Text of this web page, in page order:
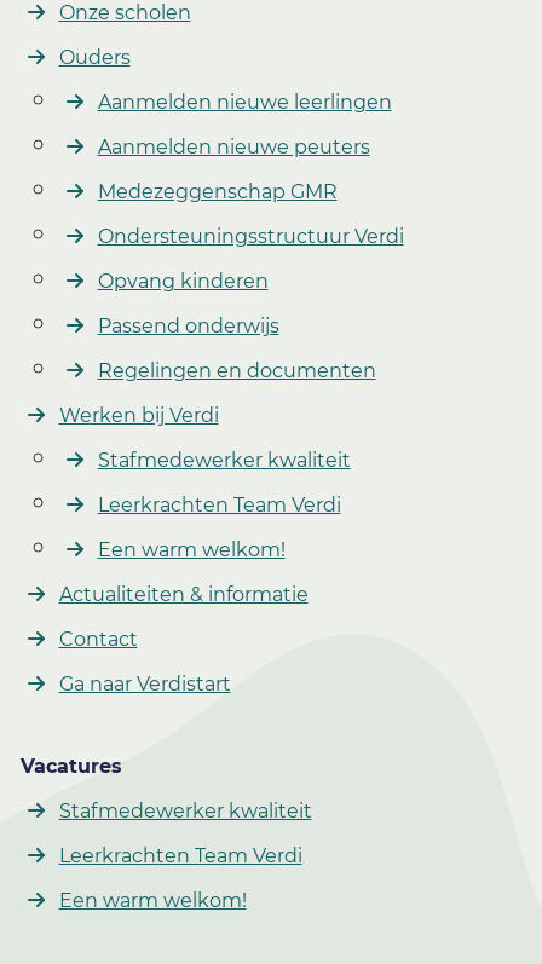
Onze scholen
Ouders
Aanmelden nieuwe leerlingen
Aanmelden nieuwe peuters
Medezeggenschap GMR
Ondersteuningsstructuur Verdi
Opvang kinderen
Passend onderwijs
Regelingen en documenten
Werken bij Verdi
Stafmedewerker kwaliteit
Leerkrachten Team Verdi
Een warm welkom!
Actualiteiten & informatie
Contact
Ga naar Verdistart
Vacatures
Stafmedewerker kwaliteit
Leerkrachten Team Verdi
Een warm welkom!